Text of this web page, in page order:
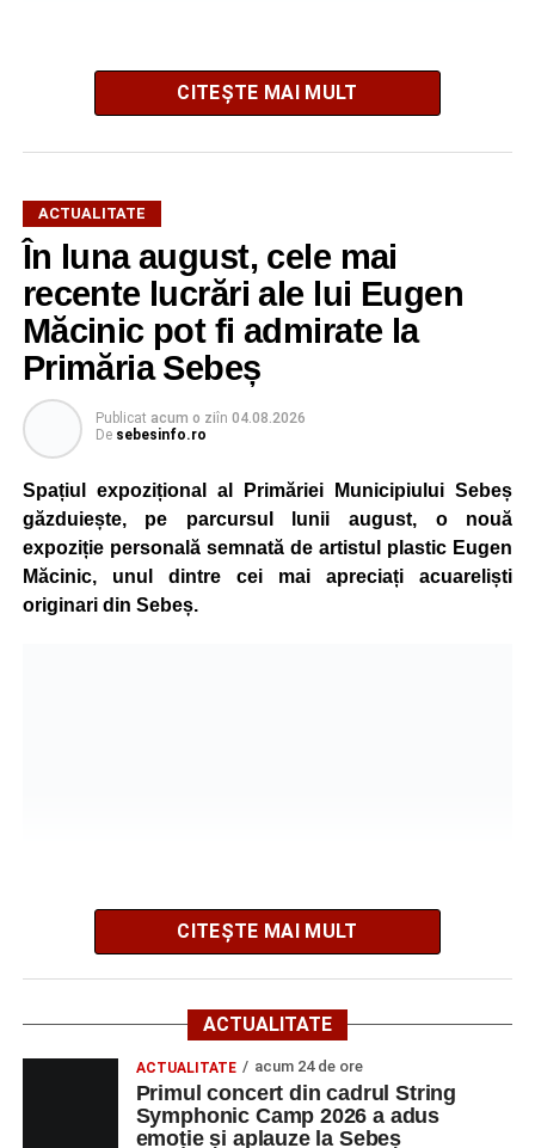
String Symphonic Camp 2026 reunește tineri
instrumentiști din 6 țări, alături de voluntari și foști elevi ai
Liceului de Arte „Regina Maria”, din Alba Iulia, care
participă, timp de o săptămână, la cursuri de
perfecționare, repetiții și activități artistice desfășurate sub
îndrumarea unor profesori și mentori.
tinerilor muzicieni și munca depusă în cadrul taberei, iar
spectatorii au răsplătit prestațiile cu aplauze îndelungate.
CITEȘTE MAI MULT
ACTUALITATE
În luna august, cele mai
recente lucrări ale lui Eugen
Măcinic pot fi admirate la
Primăria Sebeș
Publicat acum o ziîn 04.08.2026
De sebesinfo.ro
Spațiul expozițional al Primăriei Municipiului Sebeș
găzduiește, pe parcursul lunii august, o nouă
expoziție personală semnată de artistul plastic Eugen
Măcinic, unul dintre cei mai apreciați acuareliști
originari din Sebeș.
Vizitatorii pot admira o colecție de lucrări recente,
caracterizată printr-o paletă cromatică bogată și teme
inspirate din natură.
„Sunt lucrări în acuarelă – peisaje, flori și marine – recent
a declarat artistul Eugen Măcinic.
CITEȘTE MAI MULT
ACTUALITATE
ACTUALITATE acum 24 de ore
Primul concert din cadrul String
Symphonic Camp 2026 a adus
emoție și aplauze la Sebeș